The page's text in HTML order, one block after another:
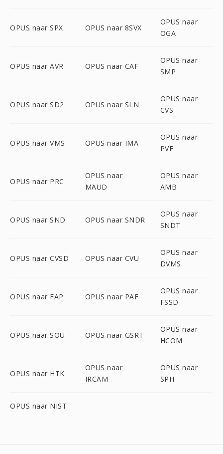
OPUS naar SPX OPUS naar 8SVX
OPUS naar
OGA
OPUS naar AVR OPUS naar CAF
OPUS naar
SMP
OPUS naar SD2 OPUS naar SLN
OPUS naar
CVS
OPUS naar VMS OPUS naar IMA
OPUS naar
PVF
OPUS naar PRC
OPUS naar
MAUD
OPUS naar
AMB
OPUS naar SND OPUS naar SNDR
OPUS naar
SNDT
OPUS naar CVSD OPUS naar CVU
OPUS naar
DVMS
OPUS naar FAP OPUS naar PAF
OPUS naar
FSSD
OPUS naar SOU OPUS naar GSRT
OPUS naar
HCOM
OPUS naar HTK
OPUS naar
IRCAM
OPUS naar
SPH
OPUS naar NIST